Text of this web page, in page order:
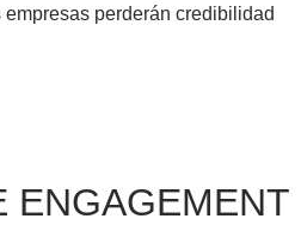
empresas perderán credibilidad
ENGAGEMENT